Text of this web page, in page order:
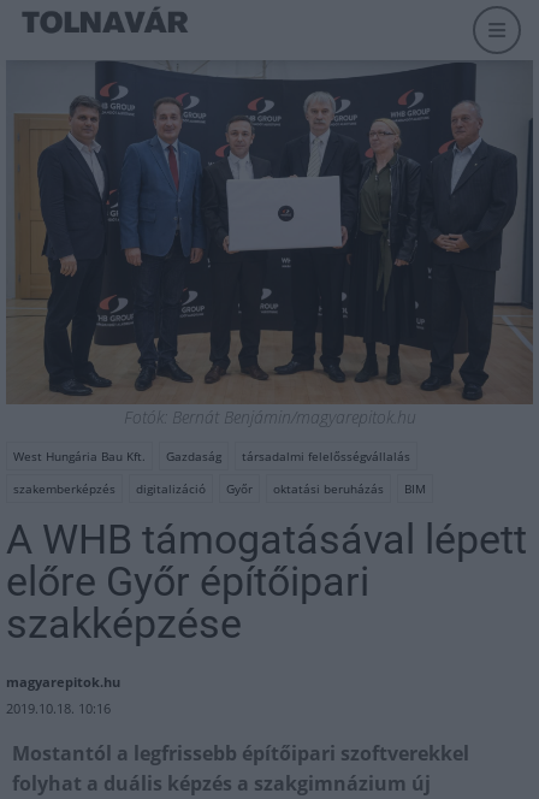
Fotók: Bernát Benjámin/magyarepitok.hu
West Hungária Bau Kft. Gazdaság
társadalmi felelősségvállalás
szakemberképzés
digitalizáció Győr oktatási beruházás BIM
A WHB támogatásával lépett
előre Győr építőipari
szakképzése
magyarepitok.hu
2019.10.18. 10:16
Mostantól a legfrissebb építőipari szoftverekkel
folyhat a duális képzés a szakgimnázium új